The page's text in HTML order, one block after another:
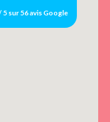
5 sur 56 avis Google